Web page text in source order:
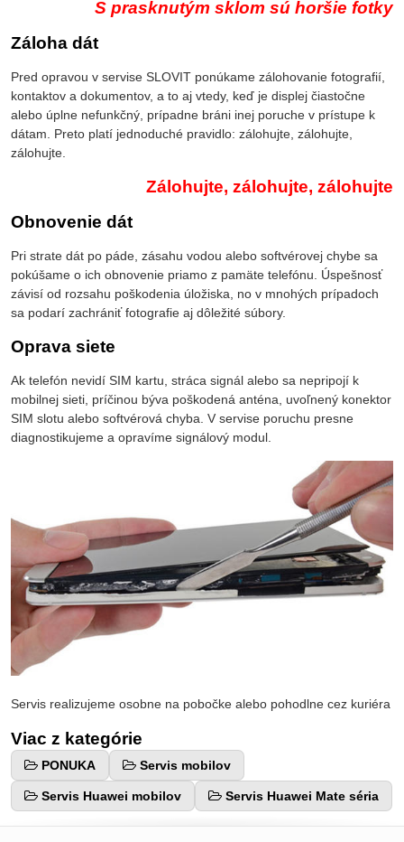
S prasknutým sklom sú horšie fotky
Záloha dát
Pred opravou v servise SLOVIT ponúkame zálohovanie fotografií,
kontaktov a dokumentov, a to aj vtedy, keď je displej čiastočne
alebo úplne nefunkčný, prípadne bráni inej poruche v prístupe k
dátam. Preto platí jednoduché pravidlo: zálohujte, zálohujte,
zálohujte.
Zálohujte, zálohujte, zálohujte
Obnovenie dát
Pri strate dát po páde, zásahu vodou alebo softvérovej chybe sa
pokúšame o ich obnovenie priamo z pamäte telefónu. Úspešnosť
závisí od rozsahu poškodenia úložiska, no v mnohých prípadoch
sa podarí zachrániť fotografie aj dôležité súbory.
Oprava siete
Ak telefón nevidí SIM kartu, stráca signál alebo sa nepripojí k
mobilnej sieti, príčinou býva poškodená anténa, uvoľnený konektor
SIM slotu alebo softvérová chyba. V servise poruchu presne
diagnostikujeme a opravíme signálový modul.
Servis realizujeme osobne na pobočke alebo pohodlne cez kuriéra
Viac z kategórie
PONUKA Servis mobilov
Servis Huawei mobilov Servis Huawei Mate séria